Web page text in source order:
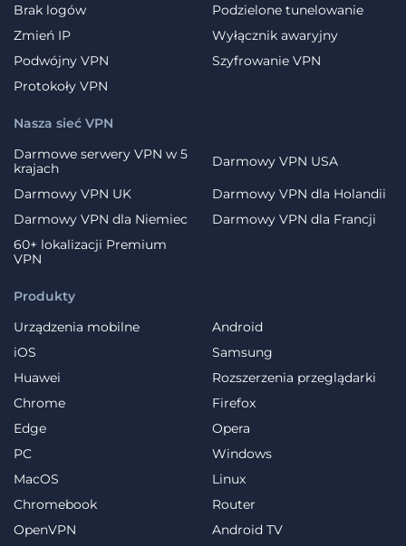
Brak logów
Podzielone tunelowanie
Zmień IP
Wyłącznik awaryjny
Podwójny VPN
Szyfrowanie VPN
Protokoły VPN
Produkty
Urządzenia mobilne
Android
iOS
Samsung
Huawei
Rozszerzenia przeglądarki
Chrome
Firefox
Edge
Opera
PC
Windows
MacOS
Linux
Chromebook
Router
OpenVPN
Android TV
Nasza sieć VPN
Darmowe serwery VPN w 5
krajach
Darmowy VPN USA
Darmowy VPN UK
Darmowy VPN dla Holandii
Darmowy VPN dla Niemiec
Darmowy VPN dla Francji
60+ lokalizacji Premium
VPN